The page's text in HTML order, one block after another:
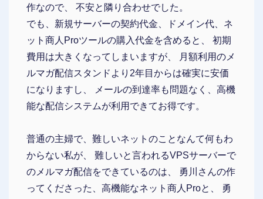
作なので、 不安と隣り合わせでした。
でも、新規サーバーの契約代金、ドメイン代、ネ
ット商人Proツールの購入代金を含めると、 初期
費用は大きくなってしまいますが、 月額利用のメ
ルマガ配信スタンドより2年目からは確実に安価
になりますし、 メールの到達率も問題なく、高機
能な配信システムが利用できてお得です。
普通の主婦で、難しいネットのことなんて何もわ
からない私が、 難しいと言われるVPSサーバーで
のメルマガ配信をできているのは、 勇川さんの作
ってくださった、高機能なネット商人Proと、 勇